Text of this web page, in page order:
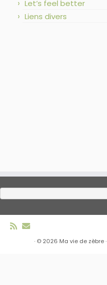
Let’s feel better
Liens divers
· © 2026 Ma vie de zèbre·